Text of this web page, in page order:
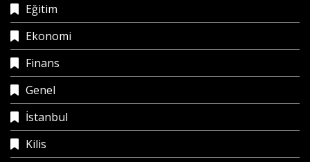
Eğitim
Ekonomi
Finans
Genel
İstanbul
Kilis